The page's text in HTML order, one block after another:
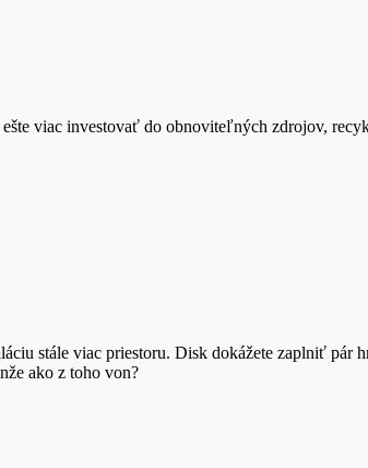
viac investovať do obnoviteľných zdrojov,
stále viac priestoru. Disk dokážete zaplniť
ako z toho von?